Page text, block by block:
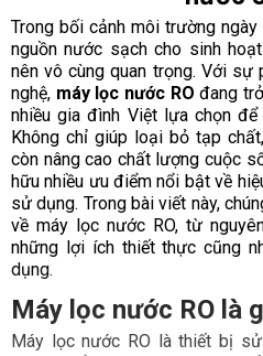
Trong bối cảnh môi trường
nguồn nước sạch cho sinh
nên vô cùng quan trọng. Với sự
nghệ, máy lọc nước RO đang
nhiều gia đình Việt lựa chọn
Không chỉ giúp loại bỏ tạp
còn nâng cao chất lượng cuộc
hữu nhiều ưu điểm nổi bật về
sử dụng. Trong bài viết này,
về máy lọc nước RO, từ
những lợi ích thiết thực cũng
dụng.
Máy lọc nước RO là
Máy lọc nước RO là thiết bị